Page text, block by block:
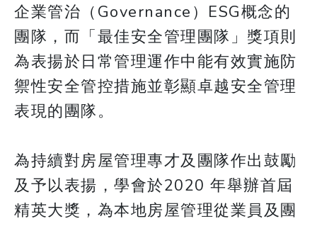
企業管治（Governance）ESG概念的
團隊，而「最佳安全管理團隊」獎項則
為表揚於日常管理運作中能有效實施防
禦性安全管控措施並彰顯卓越安全管理
表現的團隊。
為持續對房屋管理專才及團隊作出鼓勵
及予以表揚，學會於2020 年舉辦首屆
精英大獎，為本地房屋管理從業員及團